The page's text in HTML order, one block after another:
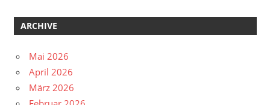
ARCHIVE
Mai 2026
April 2026
März 2026